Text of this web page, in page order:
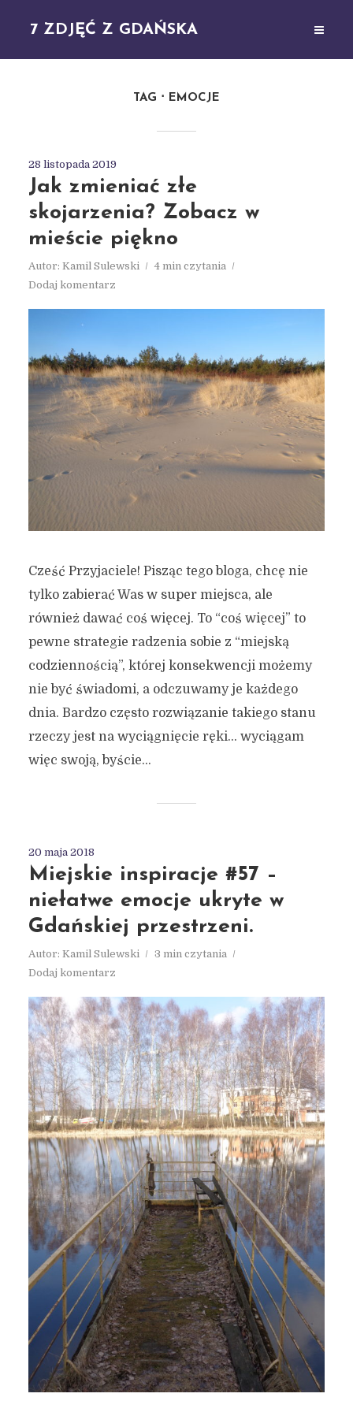
7 ZDJĘĆ Z GDAŃSKA
TAG EMOCJE
28 listopada 2019
Jak zmieniać złe
skojarzenia? Zobacz w
mieście piękno
Autor: Kamil Sulewski
4 min czytania
Dodaj komentarz
Cześć Przyjaciele! Pisząc tego bloga, chcę nie
tylko zabierać Was w super miejsca, ale
również dawać coś więcej. To “coś więcej” to
pewne strategie radzenia sobie z “miejską
codziennością”, której konsekwencji możemy
nie być świadomi, a odczuwamy je każdego
dnia. Bardzo często rozwiązanie takiego stanu
rzeczy jest na wyciągnięcie ręki… wyciągam
więc swoją, byście...
20 maja 2018
Miejskie inspiracje #57 –
niełatwe emocje ukryte w
Gdańskiej przestrzeni.
Autor: Kamil Sulewski
3 min czytania
Dodaj komentarz